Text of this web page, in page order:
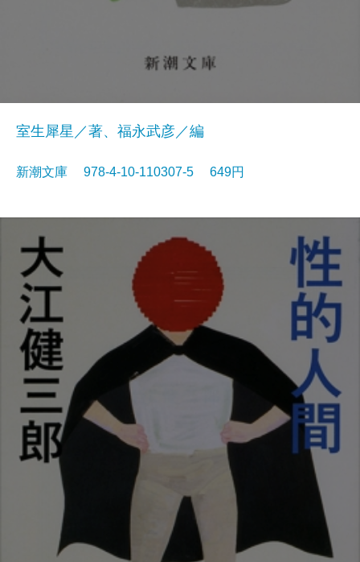
室生犀星／著、福永武彦／編
新潮文庫 978-4-10-110307-5 649円